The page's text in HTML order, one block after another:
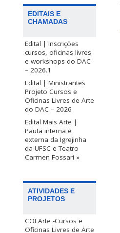
EDITAIS E
CHAMADAS
Edital | Inscrições
cursos, oficinas livres
e workshops do DAC
– 2026.1
Edital | Ministrantes
Projeto Cursos e
Oficinas Livres de Arte
do DAC – 2026
Edital Mais Arte |
Pauta interna e
externa da Igrejinha
da UFSC e Teatro
Carmen Fossari »
ATIVIDADES E
PROJETOS
COLArte -Cursos e
Oficinas Livres de Arte